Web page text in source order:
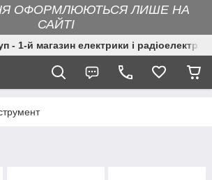
ОФОРМЛЮЮТЬСЯ ЛИШЕ НА
САЙТІ
- 1-й магазин електрики і